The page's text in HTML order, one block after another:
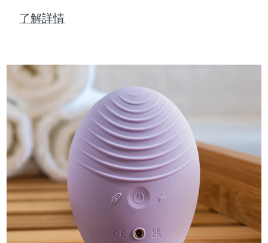
了解詳情